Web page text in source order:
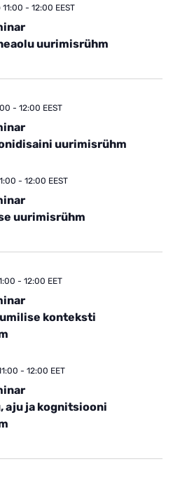
uurimisrühm
- 12:00 EEST
uurimisrühm
- 12:00 EEST
uurimisrühm
- 12:00 EEST
konteksti
- 12:00 EET
aju ja kognitsiooni
- 12:00 EET